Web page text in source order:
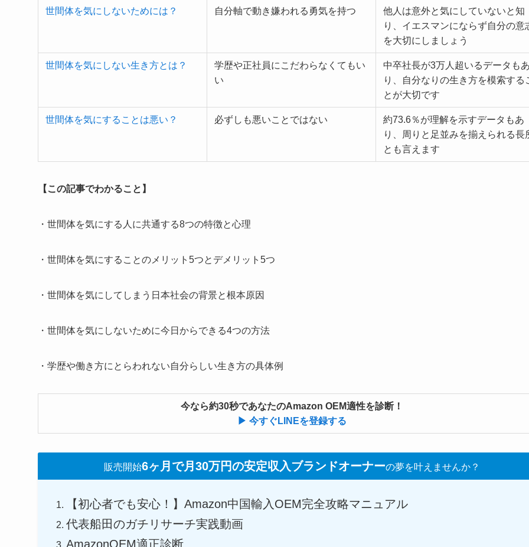
世間体を気にしないためには？ 自分軸で動き嫌われる勇気を持つ
他人は意外と気にしていないと知
り、イエスマンにならず自分の意
を大切にしましょう
世間体を気にしない生き方とは？
学歴や正社員にこだわらなくてもい
い
中卒社長が3万人超いるデータもあ
り、自分なりの生き方を模索する
とが大切です
世間体を気にすることは悪い？ 必ずしも悪いことではない
約73.6％が理解を示すデータもあ
り、周りと足並みを揃えられる長
とも言えます
【この記事でわかること】
・世間体を気にする人に共通する8つの特徴と心理
・世間体を気にすることのメリット5つとデメリット5つ
・世間体を気にしてしまう日本社会の背景と根本原因
・世間体を気にしないために今日からできる4つの方法
・学歴や働き方にとらわれない自分らしい生き方の具体例
今なら約30秒であなたのAmazon OEM適性を診断！
▶ 今すぐLINEを登録する
販売開始6ヶ月で月30万円の安定収入ブランドオーナーの夢を叶えませんか？
【初心者でも安心！】Amazon中国輸入OEM完全攻略マニュアル
代表船田のガチリサーチ実践動画
AmazonOEM適正診断